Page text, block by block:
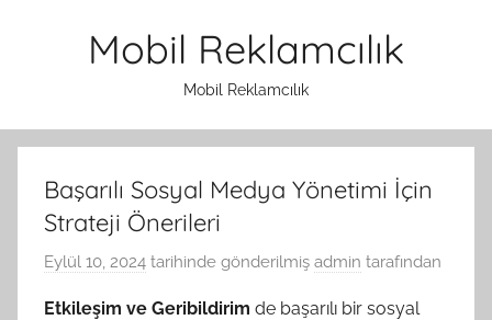
Mobil Reklamcılık
Mobil Reklamcılık
Başarılı Sosyal Medya Yönetimi İçin
Strateji Önerileri
Eylül 10, 2024 tarihinde gönderilmiş admin tarafından
Etkileşim ve Geribildirim de başarılı bir sosyal